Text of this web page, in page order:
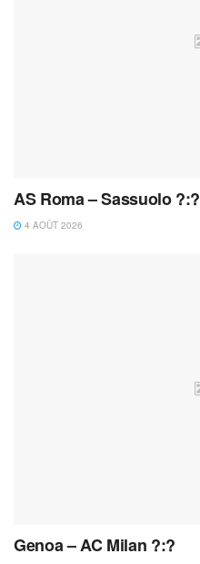
AS Roma – Sassuolo ?:?
4 AOÛT 2026
Genoa – AC Milan ?:?